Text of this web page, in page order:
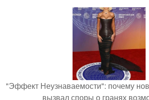
"Эффект Неузнаваемости": почему
вызвал споры о гранях